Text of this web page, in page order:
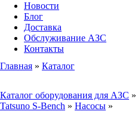
Новости
Блог
Доставка
Обслуживание АЗС
Контакты
Главная » Каталог
Каталог оборудования для АЗС »
Tatsuno S-Bench » Насосы »